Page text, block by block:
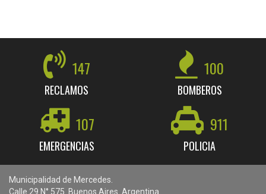
147
RECLAMOS
100
BOMBEROS
107
EMERGENCIAS
911
POLICIA
Municipalidad de Mercedes.
Calle 29 N° 575. Buenos Aires. Argentina.